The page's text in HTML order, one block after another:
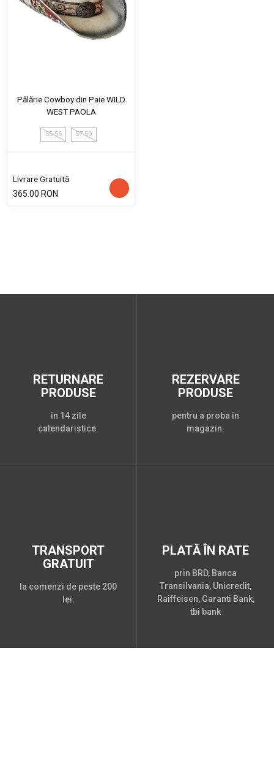
Pălărie Cowboy din Paie WILD
WEST PAOLA
55-56 57-59
Livrare Gratuită
365.00 RON
RETURNARE
PRODUSE
în 14 zile
calendaristice.
REZERVARE
PRODUSE
pentru a proba în
magazin.
TRANSPORT
GRATUIT
la comenzi de peste 200
lei.
PLATĂ ÎN RATE
prin BRD, Banca
Transilvania, Unicredit,
Raiffeisen, Garanti Bank,
tbi bank